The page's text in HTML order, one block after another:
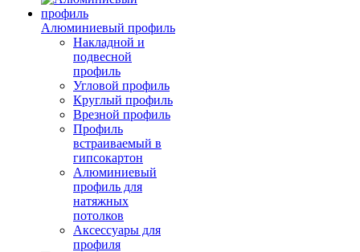
Алюминиевый профиль
Накладной и
подвесной
профиль
Угловой профиль
Круглый профиль
Врезной профиль
Профиль
встраиваемый в
гипсокартон
Алюминиевый
профиль для
натяжных
потолков
Аксессуары для
профиля